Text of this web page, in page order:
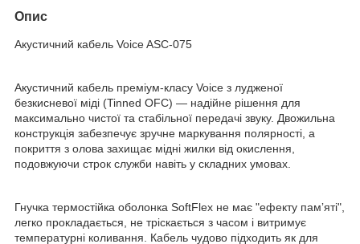
Опис
Акустичний кабель Voice ASC-075
Акустичний кабель преміум-класу Voice з лудженої
безкисневої міді (Tinned OFC) — надійне рішення для
максимально чистої та стабільної передачі звуку. Двожильна
конструкція забезпечує зручне маркування полярності, а
покриття з олова захищає мідні жилки від окислення,
подовжуючи строк служби навіть у складних умовах.
Гнучка термостійка оболонка SoftFlex не має "ефекту памʼяті",
легко прокладається, не тріскається з часом і витримує
температурні коливання. Кабель чудово підходить як для